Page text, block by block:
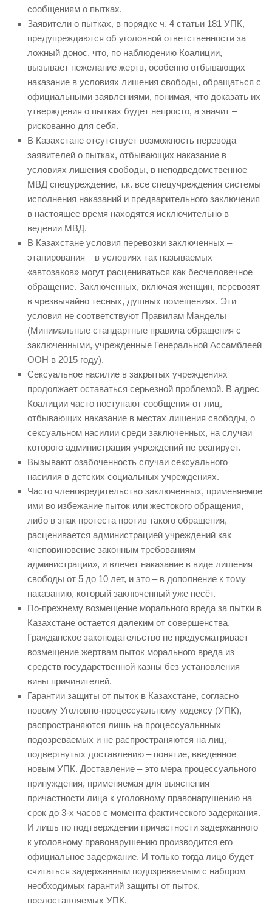
сообщениям о пытках.
Заявители о пытках, в порядке ч. 4 статьи 181 УПК,
предупреждаются об уголовной ответственности за
ложный донос, что, по наблюдению Коалиции,
вызывает нежелание жертв, особенно отбывающих
наказание в условиях лишения свободы, обращаться с
официальными заявлениями, понимая, что доказать их
утверждения о пытках будет непросто, а значит –
рискованно для себя.
В Казахстане отсутствует возможность перевода
заявителей о пытках, отбывающих наказание в
условиях лишения свободы, в неподведомственное
МВД спецуреждение, т.к. все спецучреждения системы
исполнения наказаний и предварительного заключения
в настоящее время находятся исключительно в
ведении МВД.
В Казахстане условия перевозки заключенных –
этапирования – в условиях так называемых
«автозаков» могут расцениваться как бесчеловечное
обращение. Заключенных, включая женщин, перевозят
в чрезвычайно тесных, душных помещениях. Эти
условия не соответствуют Правилам Манделы
(Минимальные стандартные правила обращения с
заключенными, учрежденные Генеральной Ассамблеей
ООН в 2015 году).
Сексуальное насилие в закрытых учреждениях
продолжает оставаться серьезной проблемой. В адрес
Коалиции часто поступают сообщения от лиц,
отбывающих наказание в местах лишения свободы, о
сексуальном насилии среди заключенных, на случаи
которого администрация учреждений не реагирует.
Вызывают озабоченность случаи сексуального
насилия в детских социальных учреждениях.
Часто членовредительство заключенных, применяемое
ими во избежание пыток или жестокого обращения,
либо в знак протеста против такого обращения,
расценивается администрацией учреждений как
«неповиновение законным требованиям
администрации», и влечет наказание в виде лишения
свободы от 5 до 10 лет, и это – в дополнение к тому
наказанию, который заключенный уже несёт.
По-прежнему возмещение морального вреда за пытки в
Казахстане остается далеким от совершенства.
Гражданское законодательство не предусматривает
возмещение жертвам пыток морального вреда из
средств государственной казны без установления
вины причинителей.
Гарантии защиты от пыток в Казахстане, согласно
новому Уголовно-процессуальному кодексу (УПК),
распространяются лишь на процессуальнных
подозреваемых и не распространяются на лиц,
подвергнутых доставлению – понятие, введенное
новым УПК. Доставление – это мера процессуального
принуждения, применяемая для выяснения
причастности лица к уголовному правонарушению на
срок до 3-х часов с момента фактического задержания.
И лишь по подтверждении причастности задержанного
к уголовному правонарушению производится его
официальное задержание. И только тогда лицо будет
считаться задержанным подозреваемым с набором
необходимых гарантий защиты от пыток,
предоставляемых УПК.